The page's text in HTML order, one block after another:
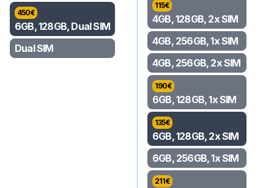
450€
6GB, 128GB, Dual SIM
Dual SIM
115€
4GB, 128GB, 2x SIM
4GB, 256GB, 1x SIM
4GB, 256GB, 2x SIM
190€
6GB, 128GB, 1x SIM
135€
6GB, 128GB, 2x SIM
6GB, 256GB, 1x SIM
211€